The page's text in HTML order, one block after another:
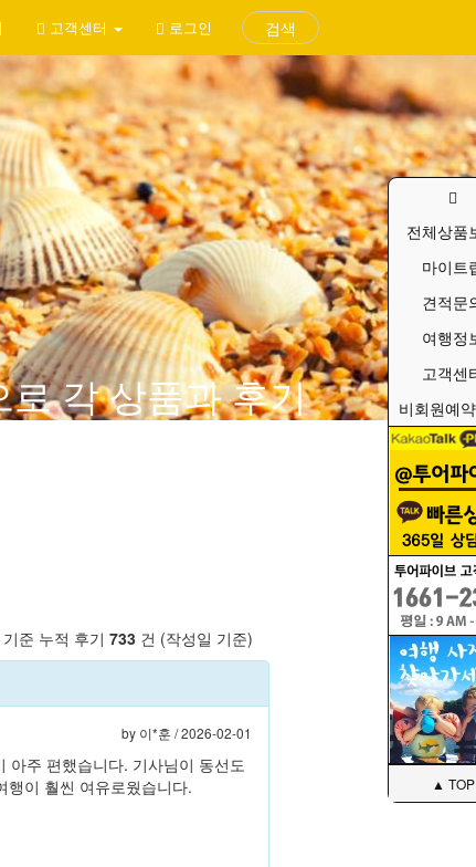
고객센터 로그인 검색
각 상품과 후기
준 누적 후기 733 건 (작성일 기준)
by 이*훈 / 2026-02-01
아주 편했습니다. 기사님이 동선도
행이 훨씬 여유로웠습니다.
전체상품
마이트
견적문
여행정
고객센
비회원예
▲ TOP